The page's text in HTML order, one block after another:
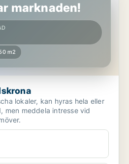
marknaden!
m2
lokaler, kan hyras hela eller
men meddela intresse vid